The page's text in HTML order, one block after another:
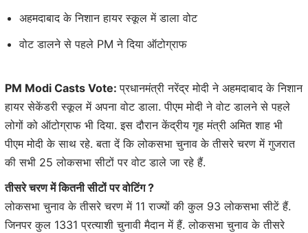
अहमदाबाद के निशान हायर स्कूल में डाला वोट
वोट डालने से पहले PM ने दिया ऑटोग्राफ
PM Modi Casts Vote:प्रधानमंत्री नरेंद्र मोदी ने अहमदाबाद के निशान
हायर सेकेंडरी स्कूल में अपना वोट डाला. पीएम मोदी ने वोट डालने से पहले
लोगों को ऑटोग्राफ भी दिया. इस दौरान केंद्रीय गृह मंत्री अमित शाह भी
पीएम मोदी के साथ रहे. बता दें कि लोकसभा चुनाव के तीसरे चरण में गुजरात
की सभी 25 लोकसभा सीटों पर वोट डाले जा रहे हैं.
तीसरे चरण में कितनी सीटों पर वोटिंग ?
लोकसभा चुनाव के तीसरे चरण में 11 राज्यों की कुल 93 लोकसभा सीटें हैं.
जिनपर कुल 1331 प्रत्याशी चुनावी मैदान में हैं. लोकसभा चुनाव के तीसरे